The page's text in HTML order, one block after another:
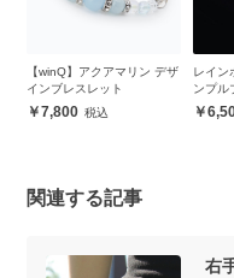
【winQ】アクアマリン デザ
インブレスレット
7,800
レイン
ンプル
関連する記事
右